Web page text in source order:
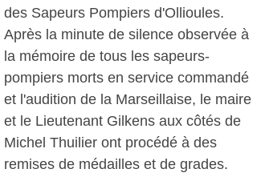
des Sapeurs Pompiers d'Ollioules.
Après la minute de silence observée à
la mémoire de tous les sapeurs-
pompiers morts en service commandé
et l'audition de la Marseillaise, le maire
et le Lieutenant Gilkens aux côtés de
Michel Thuilier ont procédé à des
remises de médailles et de grades.